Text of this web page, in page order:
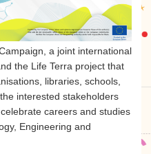
a joint international
the Life Terra project that
libraries, schools,
interested stakeholders
careers and studies
Engineering and